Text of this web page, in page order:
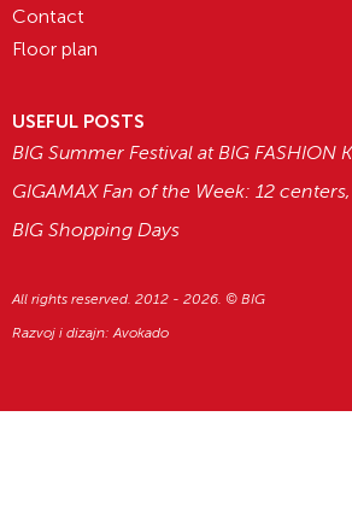
Contact
Floor plan
USEFUL POSTS
BIG Summer Festival at BIG FASHION
GIGAMAX Fan of the Week: 12
BIG Shopping Days
All rights reserved. 2012 - 2026. © BIG
Razvoj i dizajn:Avokado